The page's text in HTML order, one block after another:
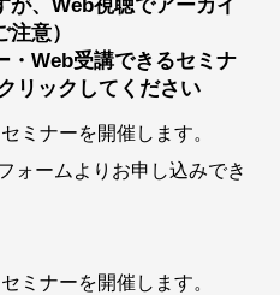
、Web視聴でアーカイ
注意）
・Web受講できるセミナ
リックしてください
ミナーを開催します。
ォームよりお申し込みでき
ミナーを開催します。